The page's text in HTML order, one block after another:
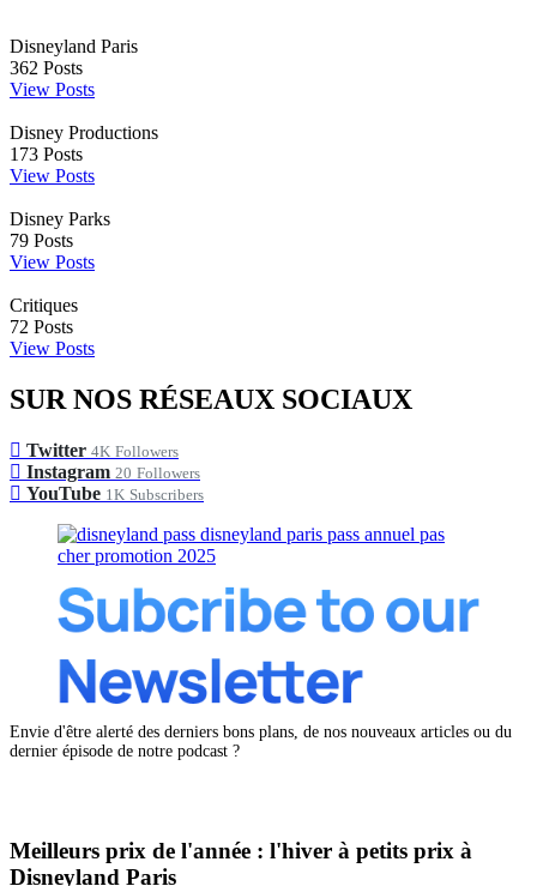
Disneyland Paris
362 Posts
View Posts
Disney Productions
173 Posts
View Posts
Disney Parks
79 Posts
View Posts
Critiques
72 Posts
View Posts
SUR NOS RÉSEAUX SOCIAUX
Twitter 4K Followers
Instagram 20 Followers
YouTube 1K Subscribers
Envie d'être alerté des derniers bons plans, de nos nouveaux articles ou du
dernier épisode de notre podcast ?
Meilleurs prix de l'année : l'hiver à petits prix à
Disneyland Paris